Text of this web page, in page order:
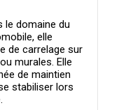
le domaine du
elle
decarrelage sur
murales. Elle
de maintien
stabiliser lors